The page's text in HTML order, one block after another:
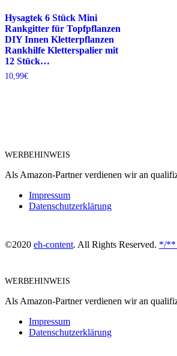
Hysagtek 6 Stück Mini
Rankgitter für Topfpflanzen
DIY Innen Kletterpflanzen
Rankhilfe Kletterspalier mit
12 Stück…
10,99€
WERBEHINWEIS
Als Amazon-Partner verdienen wir an
Impressum
Datenschutzerklärung
©2020 eh-content. All Rights Reserved. */**
WERBEHINWEIS
Als Amazon-Partner verdienen wir an
Impressum
Datenschutzerklärung